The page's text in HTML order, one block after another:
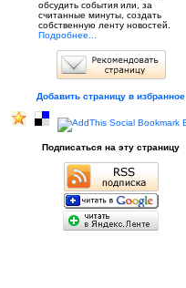
обсудить события или, за
считанные минуты, создать
собственную ленту новостей.
Подробнее...
Добавить страницу в избранное
Подписаться на эту страницу